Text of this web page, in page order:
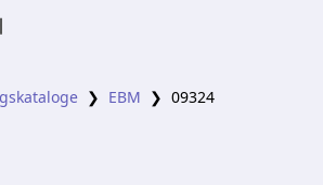
❯ EBM ❯ 09324